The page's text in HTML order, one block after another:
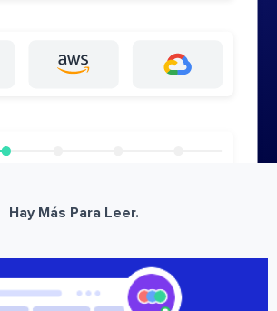
Hay Más Para Leer.